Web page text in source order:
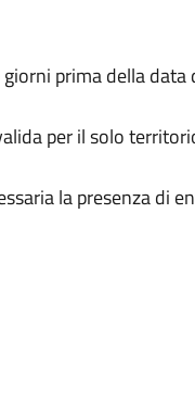
prima della data
per il solo
la presenza di